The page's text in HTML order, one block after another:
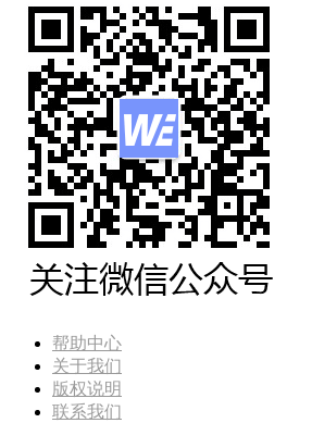
帮助中心
关于我们
版权说明
联系我们